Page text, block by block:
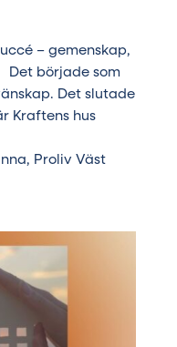
– gemenskap,
Det började som
Det slutade
Kraftens hus
Proliv Väst